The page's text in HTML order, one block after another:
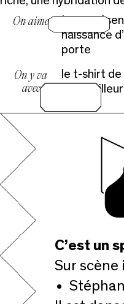
On aime
La
naissance
porte
On y va
avec
le t-shirt
son
C’est un
Sur scène